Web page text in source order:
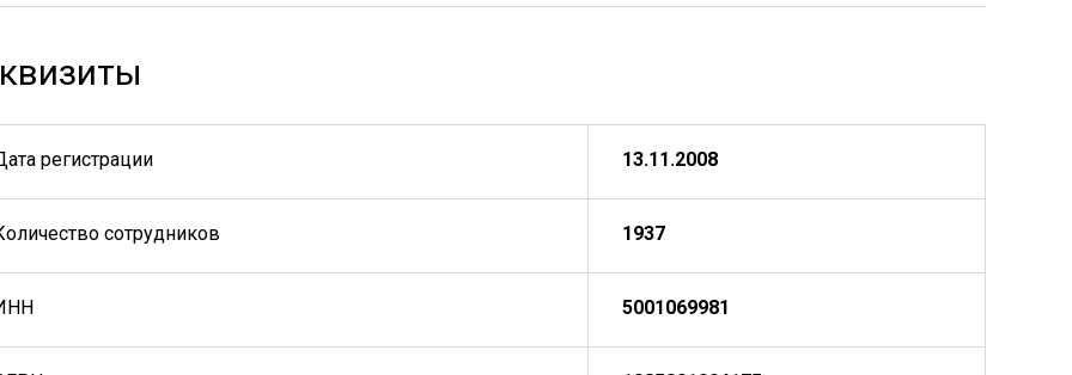
регистрации 13.11.2008
сотрудников 1937
5001069981